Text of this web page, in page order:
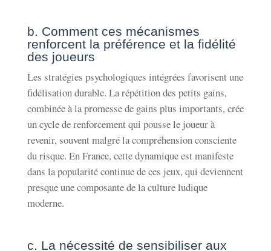
b. Comment ces mécanismes
renforcent la préférence et la fidélité
des joueurs
Les stratégies psychologiques intégrées favorisent une
fidélisation durable. La répétition des petits gains,
combinée à la promesse de gains plus importants, crée
un cycle de renforcement qui pousse le joueur à
revenir, souvent malgré la compréhension consciente
du risque. En France, cette dynamique est manifeste
dans la popularité continue de ces jeux, qui deviennent
presque une composante de la culture ludique
moderne.
c. La nécessité de sensibiliser aux